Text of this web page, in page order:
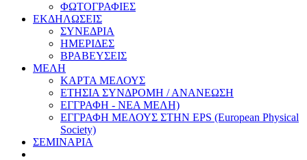
ΦΩΤΟΓΡΑΦΙΕΣ
ΕΚΔΗΛΩΣΕΙΣ
ΣΥΝΕΔΡΙΑ
ΗΜΕΡΙΔΕΣ
ΒΡΑΒΕΥΣΕΙΣ
ΜΕΛΗ
ΚΑΡΤΑ ΜΕΛΟΥΣ
ΕΤΗΣΙΑ ΣΥΝΔΡΟΜΗ / ΑΝΑΝΕΩΣΗ
ΕΓΓΡΑΦΗ - ΝΕΑ ΜΕΛΗ)
ΕΓΓΡΑΦΗ ΜΕΛΟΥΣ ΣΤΗΝ EPS (European Physical
Society)
ΣΕΜΙΝΑΡΙΑ